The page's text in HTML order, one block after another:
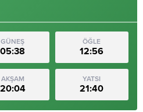
GÜNEŞ
05:38
ÖĞLE
12:56
AKŞAM
20:04
YATSI
21:40